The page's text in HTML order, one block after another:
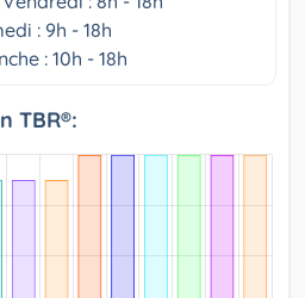
: 9h - 18h
: 10h - 18h
TBR®: